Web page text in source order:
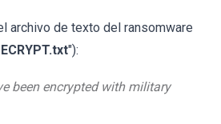
archivo de texto del ransomware
"):
been encrypted with military